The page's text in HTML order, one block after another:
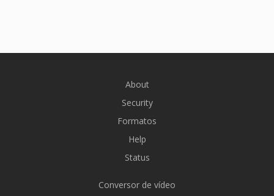
About
Security
Formatos
Help
Status
Conversor de vídeo